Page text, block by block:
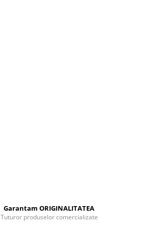
Garantam ORIGINALITATEA
Tuturor produselor comercializate